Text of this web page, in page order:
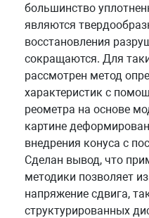
большинство
являются
восстановления
сокращаются. Для
рассмотрен метод
характеристик с
реометра на основе
картине
внедрения конуса с
Сделан вывод, что
методики позволяет
напряжение сдвига,
структурированных